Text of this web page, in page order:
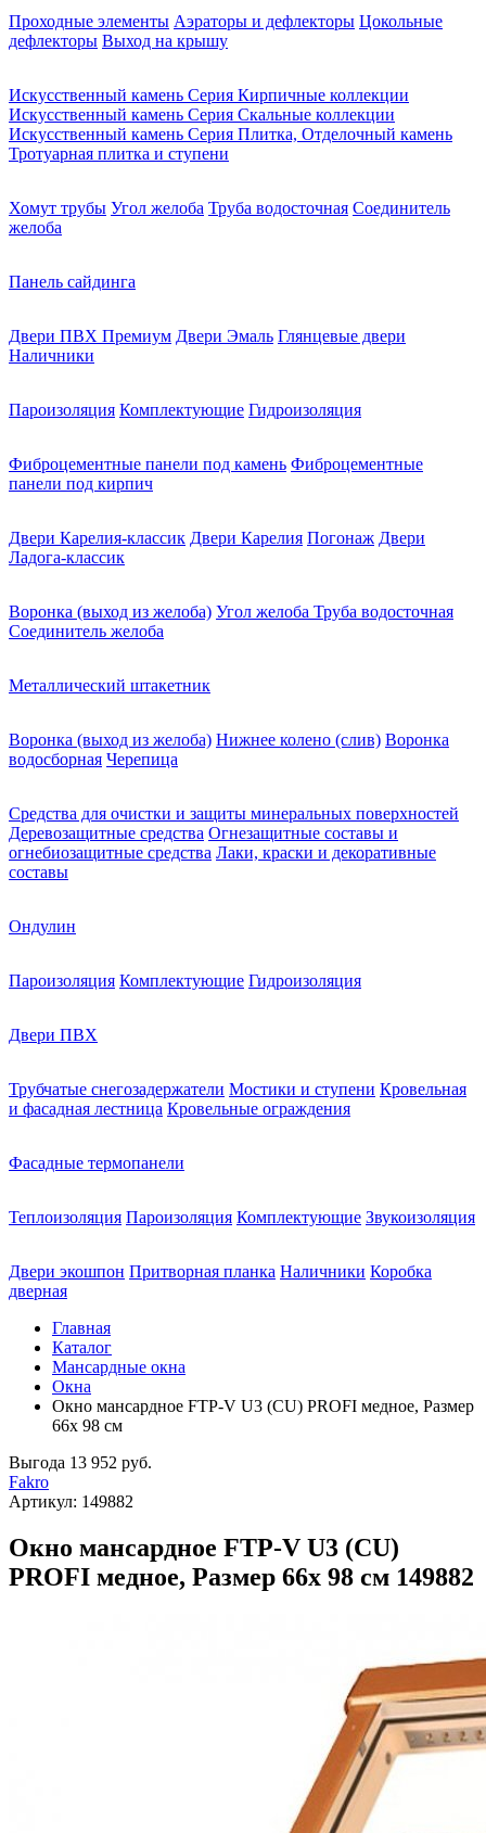
Проходные элементы Аэраторы и дефлекторы Цокольные
дефлекторы Выход на крышу
Искусственный камень Серия Кирпичные коллекции
Искусственный камень Серия Скальные коллекции
Искусственный камень Серия Плитка, Отделочный камень
Тротуарная плитка и ступени
Хомут трубы Угол желоба Труба водосточная Соединитель
желоба
Панель сайдинга
Двери ПВХ Премиум Двери Эмаль Глянцевые двери
Наличники
Пароизоляция Комплектующие Гидроизоляция
Фиброцементные панели под камень Фиброцементные
панели под кирпич
Двери Карелия-классик Двери Карелия Погонаж Двери
Ладога-классик
Воронка (выход из желоба) Угол желоба Труба водосточная
Соединитель желоба
Металлический штакетник
Воронка (выход из желоба) Нижнее колено (слив) Воронка
водосборная Черепица
Средства для очистки и защиты минеральных поверхностей
Деревозащитные средства Огнезащитные составы и
огнебиозащитные средства Лаки, краски и декоративные
составы
Ондулин
Пароизоляция Комплектующие Гидроизоляция
Двери ПВХ
Трубчатые снегозадержатели Мостики и ступени Кровельная
и фасадная лестница Кровельные ограждения
Фасадные термопанели
Теплоизоляция Пароизоляция Комплектующие Звукоизоляция
Двери экошпон Притворная планка Наличники Коробка
дверная
Главная
Каталог
Мансардные окна
Окна
Окно мансардное FTP-V U3 (CU) PROFI медное, Размер
66х 98 см
Выгода 13 952 руб.
Fakro
Артикул: 149882
Окно мансардное FTP-V U3 (CU)
PROFI медное, Размер 66х 98 см 149882